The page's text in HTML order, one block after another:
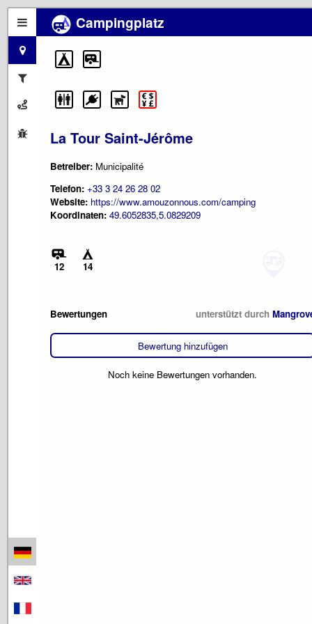
Campingplatz
La Tour Saint-Jérôme
Betreiber: Municipalité
Telefon: +33 3 24 26 28 02
Website: https://www.amouzonnous.com/camping
Koordinaten: 49.6052835,5.0829209
12 14
Bewertungen unterstützt durch
Bewertung hinzufügen
Noch keine Bewertungen vorhanden.